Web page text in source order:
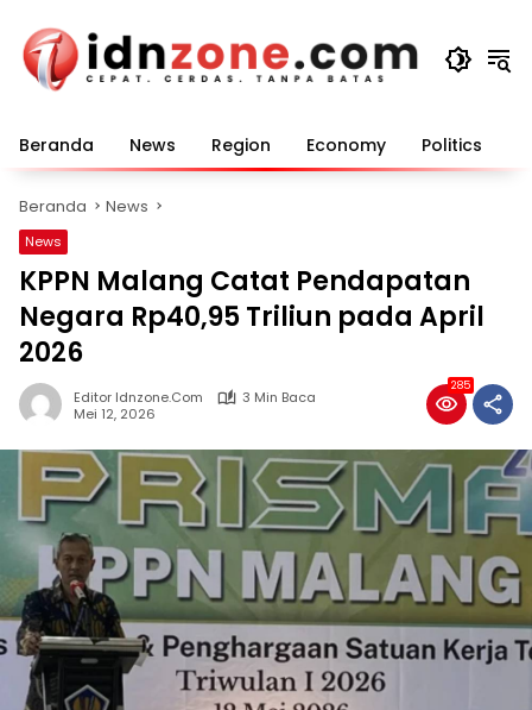
konten
Beranda News Region Economy Politics
Beranda News
News
KPPN Malang Catat Pendapatan
Negara Rp40,95 Triliun pada April
2026
Editor Idnzone.com
3 Min Baca
Mei 12, 2026
285